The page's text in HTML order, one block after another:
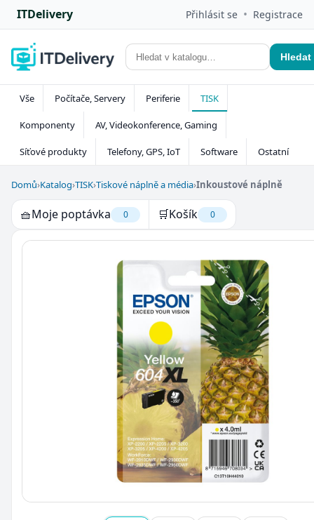
ITDelivery Přihlásit se • Registrace
Hledat
Vše Počítače, Servery Periferie TISK
Komponenty AV, Videokonference, Gaming
Síťové produkty Telefony, GPS, IoT Software Ostatní
Domů›Katalog›TISK›Tiskové náplně a média›Inkoustové náplně
🧺Moje poptávka 0 🛒Košík 0